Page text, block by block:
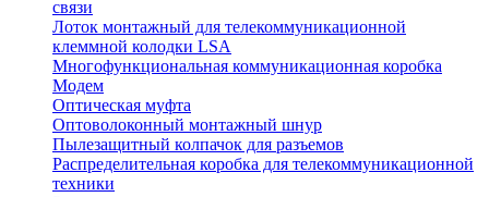
связи
Лоток монтажный для телекоммуникационной
клеммной колодки LSA
Многофункциональная коммуникационная коробка
Модем
Оптическая муфта
Оптоволоконный монтажный шнур
Пылезащитный колпачок для разъемов
Распределительная коробка для телекоммуникационной
техники